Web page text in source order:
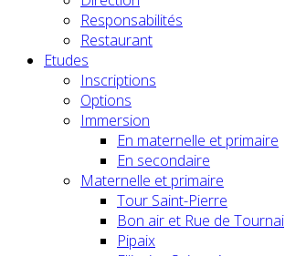
Responsabilités
Restaurant
Etudes
Inscriptions
Options
Immersion
En maternelle et primaire
En secondaire
Maternelle et primaire
Tour Saint-Pierre
Bon air et Rue de Tournai
Pipaix